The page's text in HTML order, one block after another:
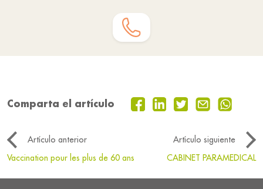
Comparta el artículo
Artículo anterior
Artículo siguiente
Vaccination pour les plus de 60 ans
CABINET PARAMEDICAL